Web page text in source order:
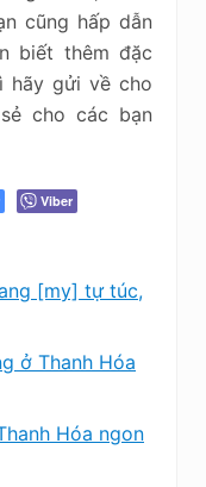
cũng hấp dẫn
biết thêm đặc
hãy gửi về cho
cho các bạn
Viber
[my] tự túc,
ở Thanh Hóa
Hóa ngon